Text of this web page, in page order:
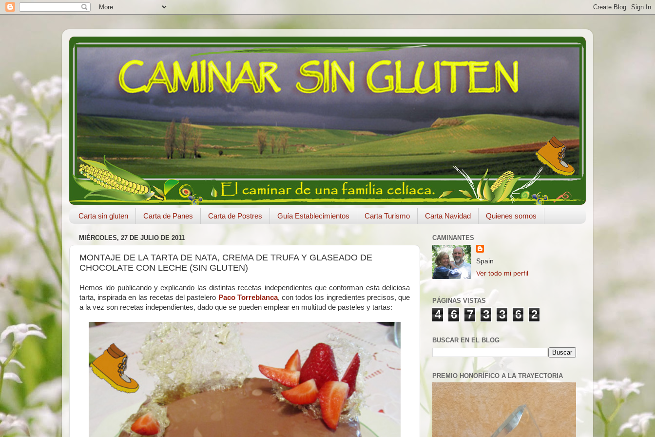
Carta sin gluten Carta de Panes Carta de Postres Guía Establecimientos Carta Turismo Carta Navidad Quienes somos
MIÉRCOLES, 27 DE JULIO DE 2011
MONTAJE DE LA TARTA DE NATA, CREMA DE TRUFA Y GLASEADO DE
CHOCOLATE CON LECHE (SIN GLUTEN)
Hemos ido publicando y explicando las distintas recetas independientes que conforman esta deliciosa
tarta, inspirada en las recetas del pastelero Paco Torreblanca, con todos los ingredientes precisos, que
a la vez son recetas independientes, dado que se pueden emplear en multitud de pasteles y tartas:
CAMINANTES
Spain
Ver todo mi perfil
PÁGINAS VISTAS
4 6 7 3 3 6 2
BUSCAR EN EL BLOG
PREMIO HONORÍFICO A LA TRAYECTORIA